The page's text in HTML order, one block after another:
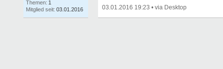
Themen: 1
Mitglied seit: 03.01.2016 03.01.2016 19:23 •